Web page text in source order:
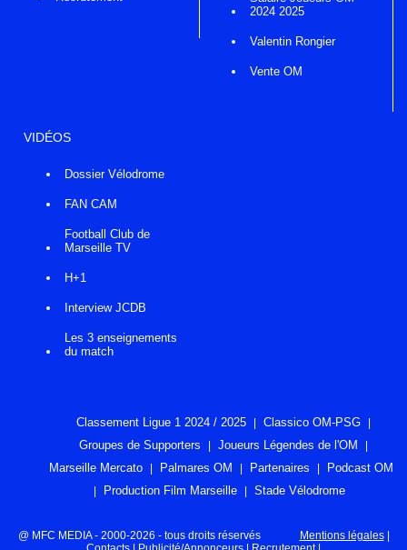
2024 2025
Valentin Rongier
Vente OM
VIDÉOS
Dossier Vélodrome
FAN CAM
Football Club de
Marseille TV
H+1
Interview JCDB
Les 3 enseignements
du match
Classement Ligue 1 2024 / 2025
Classico OM-PSG
Groupes de Supporters
Joueurs Légendes de l'OM
Marseille Mercato
Palmares OM Partenaires
Podcast OM
Production Film Marseille
Stade Vélodrome
@ MFC MEDIA - 2000-2026 - tous droits réservés Mentions légales|